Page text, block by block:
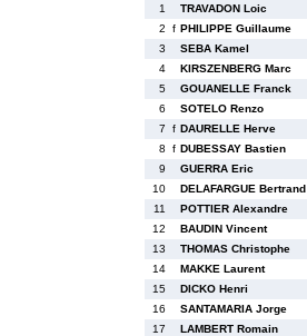
1
TRAVADON Loic
2
f PHILIPPE Guillaume
3
SEBA Kamel
4
KIRSZENBERG Marc
5
GOUANELLE Franck
6
SOTELO Renzo
7
f DAURELLE Herve
8
f DUBESSAY Bastien
9
GUERRA Eric
10
DELAFARGUE Bertrand
11
POTTIER Alexandre
12
BAUDIN Vincent
13
THOMAS Christophe
14
MAKKE Laurent
15
DICKO Henri
16
SANTAMARIA Jorge
17
LAMBERT Romain